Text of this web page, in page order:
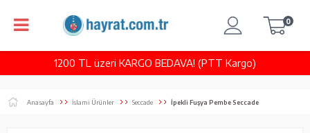
1200 TL üzeri KARGO BEDAVA! (PTT Kargo)
0
Anasayfa İslami Ürünler Seccade İpekli Fuşya Pembe Seccade